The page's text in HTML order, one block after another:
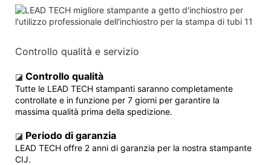
Controllo qualità e servizio
◪ Controllo qualità
Tutte le LEAD TECH stampanti saranno completamente
controllate e in funzione per 7 giorni per garantire la
massima qualità prima della spedizione.
◪ Periodo di garanzia
LEAD TECH offre 2 anni di garanzia per la nostra stampante
CIJ.